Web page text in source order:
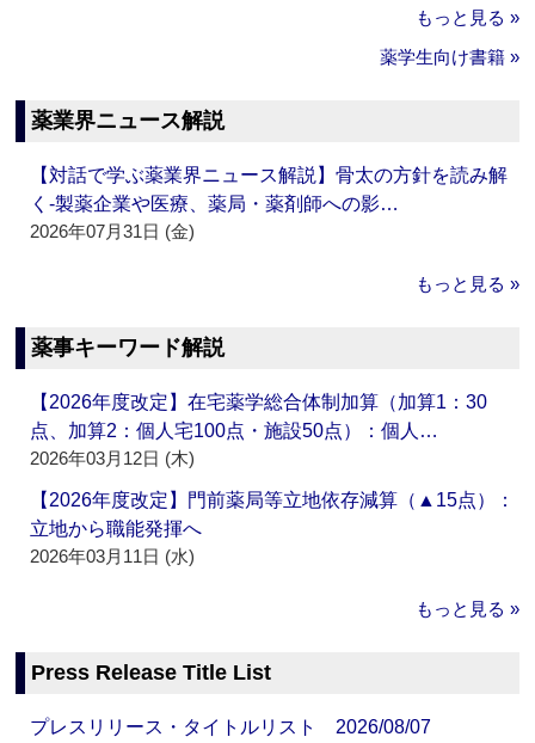
もっと見る »
薬学生向け書籍 »
薬業界ニュース解説
【対話で学ぶ薬業界ニュース解説】骨太の方針を読み解
く‐製薬企業や医療、薬局・薬剤師への影…
2026年07月31日 (金)
もっと見る »
薬事キーワード解説
【2026年度改定】在宅薬学総合体制加算（加算1：30
点、加算2：個人宅100点・施設50点）：個人…
2026年03月12日 (木)
【2026年度改定】門前薬局等立地依存減算（▲15点）：
立地から職能発揮へ
2026年03月11日 (水)
もっと見る »
Press Release Title List
プレスリリース・タイトルリスト 2026/08/07